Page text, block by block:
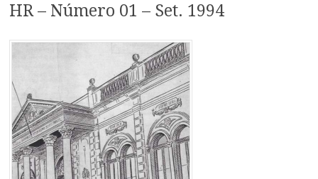
HR – Número 01 – Set. 1994